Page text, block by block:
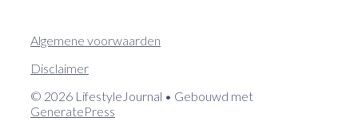
Algemene voorwaarden
Disclaimer
© 2026 LifestyleJournal • Gebouwd met
GeneratePress